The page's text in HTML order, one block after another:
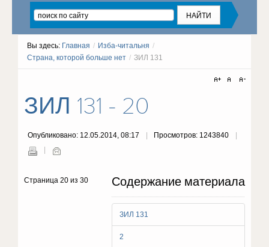
Вы здесь: Главная / Изба-читальня /
Страна, которой больше нет / ЗИЛ 131
ЗИЛ 131 - 20
Опубликовано: 12.05.2014, 08:17 Просмотров: 1243840
Содержание материала
ЗИЛ 131
2
Страница 20 из 30